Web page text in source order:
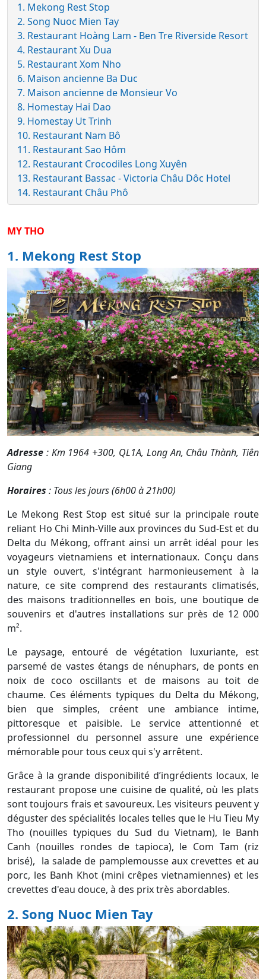
1. Mekong Rest Stop
2. Song Nuoc Mien Tay
3. Restaurant Hoàng Lam - Ben Tre Riverside Resort
4. Restaurant Xu Dua
5. Restaurant Xom Nho
6. Maison ancienne Ba Duc
7. Maison ancienne de Monsieur Vo
8. Homestay Hai Dao
9. Homestay Ut Trinh
10. Restaurant Nam Bô
11. Restaurant Sao Hôm
12. Restaurant Crocodiles Long Xuyên
13. Restaurant Bassac - Victoria Châu Dôc Hotel
14. Restaurant Châu Phô
MY THO
1. Mekong Rest Stop
Adresse : Km 1964 +300, QL1A, Long An, Châu Thành, Tiên
Giang
Horaires : Tous les jours (6h00 à 21h00)
Le Mekong Rest Stop est situé sur la principale route
reliant Ho Chi Minh-Ville aux provinces du Sud-Est et du
Delta du Mékong, offrant ainsi un arrêt idéal pour les
voyageurs vietnamiens et internationaux. Conçu dans
un style ouvert, s'intégrant harmonieusement à la
nature, ce site comprend des restaurants climatisés,
des maisons traditionnelles en bois, une boutique de
souvenirs et d'autres installations sur près de 12 000
m².
Le paysage, entouré de végétation luxuriante, est
parsemé de vastes étangs de nénuphars, de ponts en
noix de coco oscillants et de maisons au toit de
chaume. Ces éléments typiques du Delta du Mékong,
bien que simples, créent une ambiance intime,
pittoresque et paisible. Le service attentionné et
professionnel du personnel assure une expérience
mémorable pour tous ceux qui s'y arrêtent.
Grâce à la grande disponibilité d’ingrédients locaux, le
restaurant propose une cuisine de qualité, où les plats
sont toujours frais et savoureux. Les visiteurs peuvent y
déguster des spécialités locales telles que le Hu Tieu My
Tho (nouilles typiques du Sud du Vietnam), le Banh
Canh (nouilles rondes de tapioca), le Com Tam (riz
brisé), la salade de pamplemousse aux crevettes et au
porc, les Banh Khot (mini crêpes vietnamiennes) et les
crevettes d'eau douce, à des prix très abordables.
2. Song Nuoc Mien Tay